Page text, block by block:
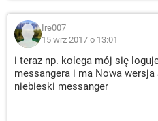
Ire007
15 wrz 2017 o 13:01
i teraz np. kolega mój się
messangera i ma Nowa
niebieski messanger